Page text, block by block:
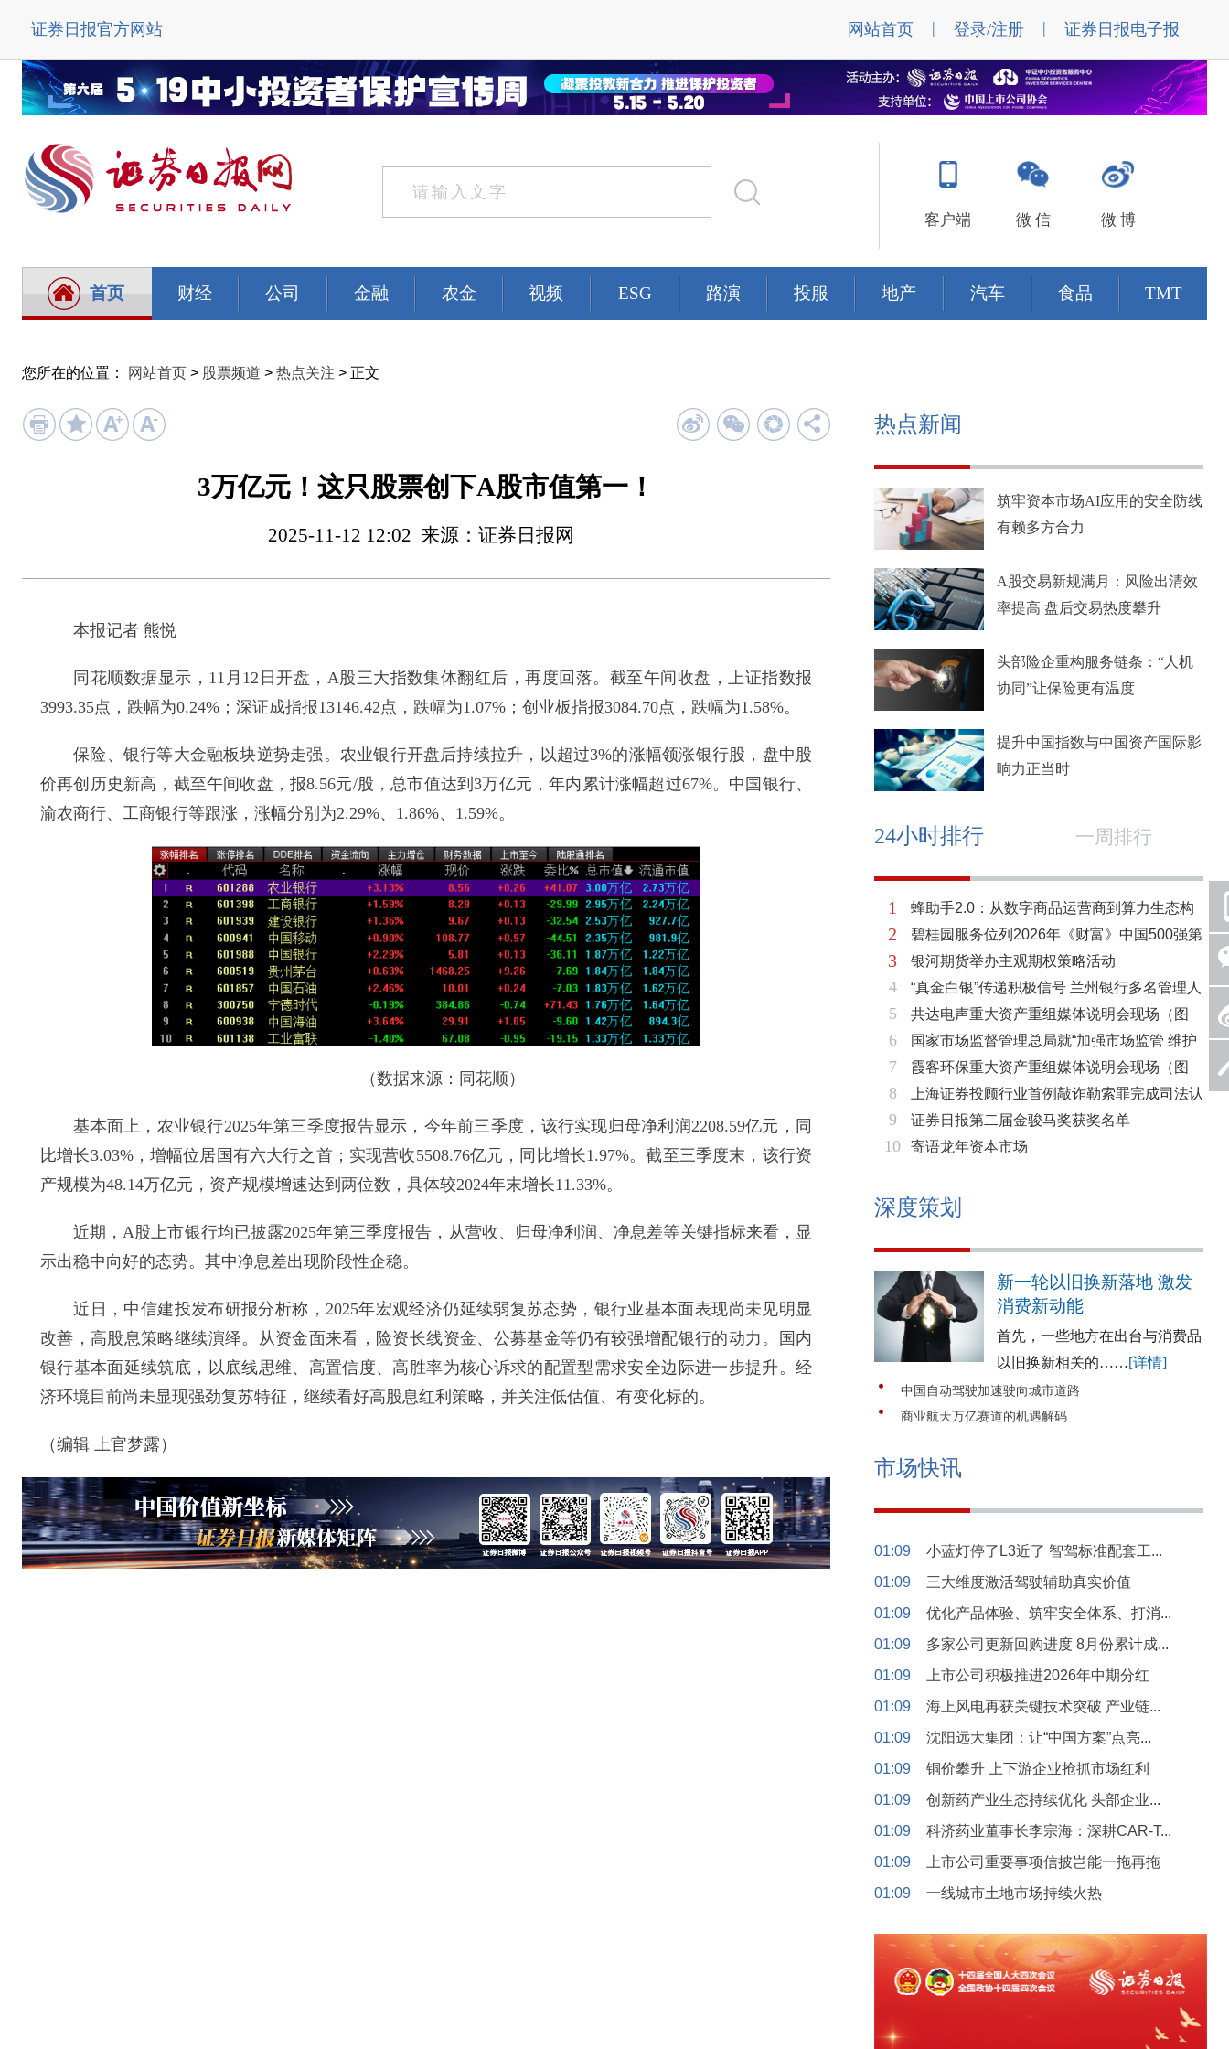
证券日报官方网站 网站首页 | 登录/注册 | 证券日报电子报
客户端 微 信 微 博
首页 财经 公司 金融 农金 视频 ESG 路演 投服 地产 汽车 食品 TMT
您所在的位置： 网站首页 > 股票频道 > 热点关注 > 正文
3万亿元！这只股票创下A股市值第一！
2025-11-12 12:02 来源：证券日报网
本报记者 熊悦
同花顺数据显示，11月12日开盘，A股三大指数集体翻红后，再度回落。截至午间收盘，上证指数报
3993.35点，跌幅为0.24%；深证成指报13146.42点，跌幅为1.07%；创业板指报3084.70点，跌幅为1.58%。
保险、银行等大金融板块逆势走强。农业银行开盘后持续拉升，以超过3%的涨幅领涨银行股，盘中股
价再创历史新高，截至午间收盘，报8.56元/股，总市值达到3万亿元，年内累计涨幅超过67%。中国银行、
渝农商行、工商银行等跟涨，涨幅分别为2.29%、1.86%、1.59%。
（数据来源：同花顺）
基本面上，农业银行2025年第三季度报告显示，今年前三季度，该行实现归母净利润2208.59亿元，同
比增长3.03%，增幅位居国有六大行之首；实现营收5508.76亿元，同比增长1.97%。截至三季度末，该行资
产规模为48.14万亿元，资产规模增速达到两位数，具体较2024年末增长11.33%。
近期，A股上市银行均已披露2025年第三季度报告，从营收、归母净利润、净息差等关键指标来看，显
示出稳中向好的态势。其中净息差出现阶段性企稳。
近日，中信建投发布研报分析称，2025年宏观经济仍延续弱复苏态势，银行业基本面表现尚未见明显
改善，高股息策略继续演绎。从资金面来看，险资长线资金、公募基金等仍有较强增配银行的动力。国内
银行基本面延续筑底，以底线思维、高置信度、高胜率为核心诉求的配置型需求安全边际进一步提升。经
济环境目前尚未显现强劲复苏特征，继续看好高股息红利策略，并关注低估值、有变化标的。
（编辑 上官梦露）
热点新闻
筑牢资本市场AI应用的安全防线
有赖多方合力
A股交易新规满月：风险出清效
率提高 盘后交易热度攀升
头部险企重构服务链条：“人机
协同”让保险更有温度
提升中国指数与中国资产国际影
响力正当时
24小时排行 一周排行
1
2
3
4
5
6
7
8
9
10
蜂助手2.0：从数字商品运营商到算力生态构
建者的跃迁
碧桂园服务位列2026年《财富》中国500强第
321位 排名稳步上升彰显发展韧性
银河期货举办主观期权策略活动
“真金白银”传递积极信号 兰州银行多名管理人
员拟增持公司股份不低于600万元
共达电声重大资产重组媒体说明会现场（图
片）
国家市场监督管理总局就“加强市场监管 维护
市场秩序”答记者问
霞客环保重大资产重组媒体说明会现场（图
片）
上海证券投顾行业首例敲诈勒索罪完成司法认
定 司法机关重拳打击“职业索赔人”
证券日报第二届金骏马奖获奖名单
寄语龙年资本市场
深度策划
新一轮以旧换新落地 激发
消费新动能
首先，一些地方在出台与消费品
以旧换新相关的……[详情]
中国自动驾驶加速驶向城市道路
商业航天万亿赛道的机遇解码
市场快讯
01:09
小蓝灯停了L3近了 智驾标准配套工...
01:09
三大维度激活驾驶辅助真实价值
01:09
优化产品体验、筑牢安全体系、打消...
01:09
多家公司更新回购进度 8月份累计成...
01:09
上市公司积极推进2026年中期分红
01:09
海上风电再获关键技术突破 产业链...
01:09
沈阳远大集团：让“中国方案”点亮...
01:09
铜价攀升 上下游企业抢抓市场红利
01:09
创新药产业生态持续优化 头部企业...
01:09
科济药业董事长李宗海：深耕CAR-T...
01:09
上市公司重要事项信披岂能一拖再拖
01:09
一线城市土地市场持续火热